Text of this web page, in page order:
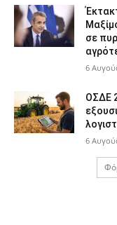
σε
6
ΟΣΔΕ
6